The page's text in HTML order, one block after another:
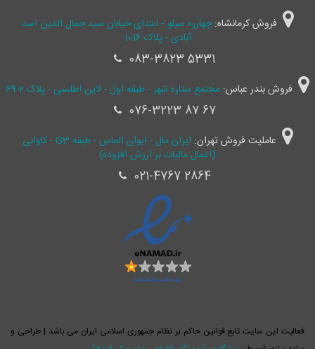
فروش کرمانشاه:چهارره سیلو - ابتدای خیابان سید جمال ‌الدین اسد
آبادی - پلاک 1016
083-3823 5331
فروش بندر عباس: مجتمع ستاره شهر - طبقه اول - لاین اطلسی - پلاک 2-69
076-3223 87 67
عاملیت فروش تهران:
ایران مال - ایوان الماس - طبقه G3 - کاوانی
(اعمال مالیات بر ارزش افزوده)
021-4767 2864
فعالیت این سایت تابع قوانین حاکم بر نظام جمهوری اسلامی ایران می باشد | طراحی و